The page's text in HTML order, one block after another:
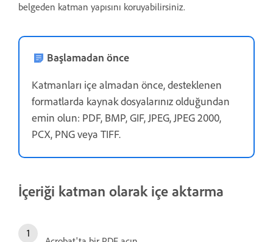
belgeden katman yapısını koruyabilirsiniz.
Başlamadan önce
Katmanları içe almadan önce, desteklenen
formatlarda kaynak dosyalarınız olduğundan
emin olun: PDF, BMP, GIF, JPEG, JPEG 2000,
PCX, PNG veya TIFF.
İçeriği katman olarak içe aktarma